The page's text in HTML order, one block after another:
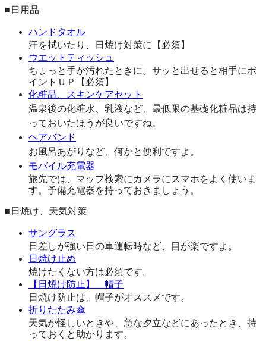
■日用品
ハンドタオル
汗を拭いたり、日焼け対策に【必須】
ウエットティッシュ
ちょっと手が汚れたときに。サッと出せると相手にポ
イントＵＰ【必須】
化粧品、スキンケアセット
温泉後の化粧水、乳液など、最低限の基礎化粧品は持
っておいたほうが良いですね。
ヘアバンド
お風呂あがりなど、何かと便利ですよ。
モバイル充電器
旅先では、マップ検索にカメラにスマホをよく使いま
す。予備充電器を持っておきましょう。
■日焼け、天気対策
サングラス
日差しが強い日の車運転時など、目が楽ですよ。
日焼け止め
焼けたくない方は必須です。
【日焼け防止】 帽子
日焼け防止は、帽子がオススメです。
折りたたみ傘
天気が怪しいときや、急な夕立などにあったとき、持
っておくと助かります。